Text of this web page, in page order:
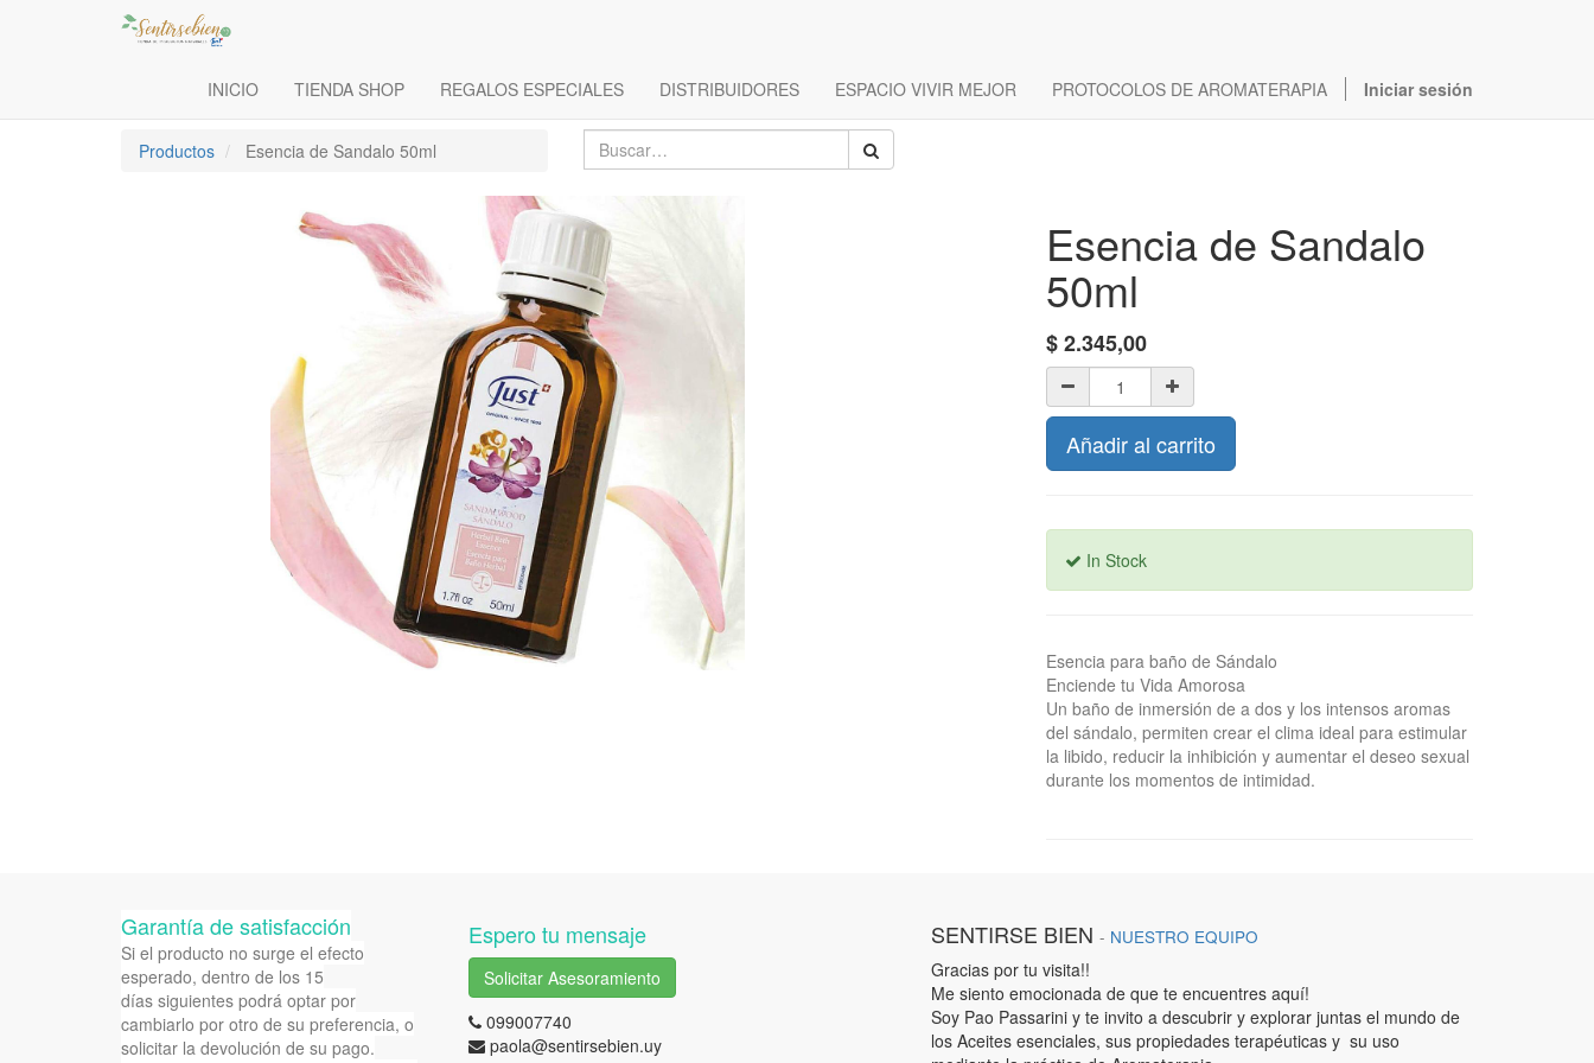
INICIO TIENDA SHOP REGALOS ESPECIALES DISTRIBUIDORES ESPACIO VIVIR MEJOR PROTOCOLOS DE AROMATERAPIA Iniciar sesión
Productos Esencia de Sandalo 50ml
Esencia de Sandalo
50ml
$2.345,00
Añadir al carrito
In Stock
Esencia para baño de Sándalo
Enciende tu Vida Amorosa
Un baño de inmersión de a dos y los intensos aromas
del sándalo, permiten crear el clima ideal para estimular
la libido, reducir la inhibición y aumentar el deseo sexual
durante los momentos de intimidad.
Garantía de satisfacción
Si el producto no surge el efecto
esperado, dentro de los 15
días siguientes podrá optar por
cambiarlo por otro de su preferencia, o
solicitar la devolución de su pago.
Espero tu mensaje
Solicitar Asesoramiento
099007740
paola@sentirsebien.uy
SENTIRSE BIEN - NUESTRO EQUIPO
Gracias por tu visita!!
Me siento emocionada de que te encuentres aquí!
Soy Pao Passarini y te invito a descubrir y explorar juntas el mundo de
los Aceites esenciales, sus propiedades terapéuticas y su uso